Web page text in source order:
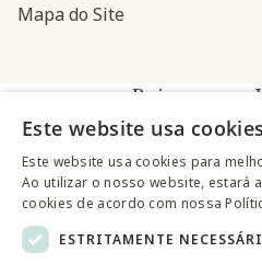
Mapa do Site
Baixe o app
Este website usa cookies
Este website usa cookies para
Ao utilizar o nosso website, estará
cookies de acordo com nossa
ESTRITAMENTE